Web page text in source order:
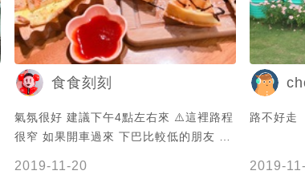
食食刻刻
氣氛很好 建議下午4點左右來 ⚠️這裡路程
很窄 如果開車過來 下巴比較低的朋友 可
2019-11-20
路不好走
2019-